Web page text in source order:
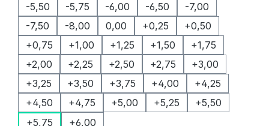
-5,50
-5,75 -6,00 -6,50
-7,00
-7,50
-8,00 0,00 +0,25
+0,50
+0,75
+1,00 +1,25 +1,50
+1,75
+2,00
+2,25 +2,50 +2,75
+3,00
+3,25
+3,50 +3,75 +4,00
+4,25
+4,50
+4,75 +5,00 +5,25
+5,50
+5,75
+6,00